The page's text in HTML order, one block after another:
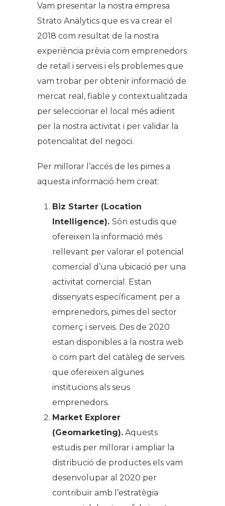
Vam presentar la nostra empresa
Strato Analytics que es va crear el
2018 com resultat de la nostra
experiència prèvia com emprenedors
de retail i serveis i els problemes que
vam trobar per obtenir informació de
mercat real, fiable y contextualitzada
per seleccionar el local més adient
per la nostra activitat i per validar la
potencialitat del negoci.
Per millorar l’accés de les pimes a
aquesta informació hem creat:
Biz Starter (Location
Intelligence). Són estudis que
ofereixen la informació més
rellevant per valorar el potencial
comercial d’una ubicació per una
activitat comercial. Estan
dissenyats específicament per a
emprenedors, pimes del sector
comerç i serveis. Des de 2020
estan disponibles a la nostra web
o com part del catàleg de serveis
que ofereixen algunes
institucions als seus
emprenedors.
Market Explorer
(Geomarketing). Aquests
estudis per millorar i ampliar la
distribució de productes els vam
desenvolupar al 2020 per
contribuir amb l’estratègia